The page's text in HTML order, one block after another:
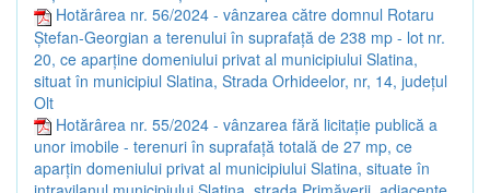
Hotărârea nr. 56/2024 - vânzarea către domnul Rotaru
Ștefan-Georgian a terenului în suprafață de 238 mp - lot nr.
20, ce aparține domeniului privat al municipiului Slatina,
situat în municipiul Slatina, Strada Orhideelor, nr, 14, județul
Olt
Hotărârea nr. 55/2024 - vânzarea fără licitație publică a
unor imobile - terenuri în suprafață totală de 27 mp, ce
aparțin domeniului privat al municipiului Slatina, situate în